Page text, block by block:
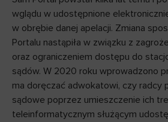
wglądu w udostępnione
w obrębie danej apelacji. Zmiana
Portalu nastąpiła w związku z
oraz ograniczeniem dostępu do
sądów. W 2020 roku wprowadzono
ma doręczać adwokatowi, czy radcy
sądowe poprzez umieszczenie ich
teleinformatycznym służącym